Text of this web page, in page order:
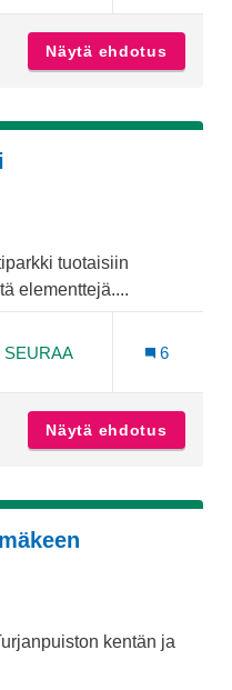
Näytä ehdotus
tuotaisiin
elementtejä....
30 SEURAAJAA
SEURAA
6
Näytä ehdotus
kentän ja